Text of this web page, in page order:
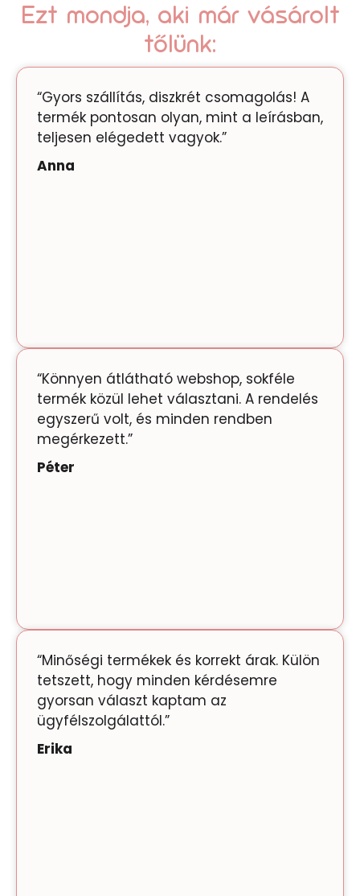
Ezt mondja, aki már vásárolt
tőlünk:
“Gyors szállítás, diszkrét csomagolás! A
termék pontosan olyan, mint a leírásban,
teljesen elégedett vagyok.”
Anna
“Könnyen átlátható webshop, sokféle
termék közül lehet választani. A rendelés
egyszerű volt, és minden rendben
megérkezett.”
Péter
“Minőségi termékek és korrekt árak. Külön
tetszett, hogy minden kérdésemre
gyorsan választ kaptam az
ügyfélszolgálattól.”
Erika